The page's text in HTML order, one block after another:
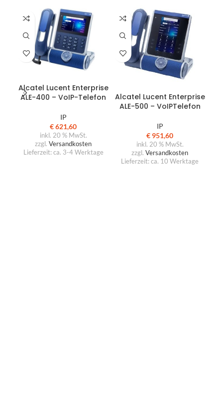
Alcatel Lucent Enterprise
ALE-400 – VoIP-Telefon
IP
€621,60
inkl. 20 % MwSt.
zzgl. Versandkosten
Lieferzeit: ca. 3-4 Werktage
Alcatel Lucent Enterprise
ALE-500 – VoIPTelefon
IP
€ 951,60
inkl. 20 % MwSt.
zzgl. Versandkosten
Lieferzeit: ca. 10 Werktage